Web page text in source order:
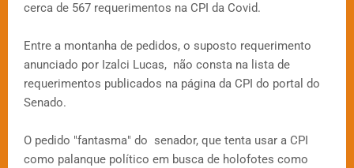
cerca de 567 requerimentos na CPI da Covid.
Entre a montanha de pedidos, o suposto requerimento
anunciado por Izalci Lucas, não consta na lista de
requerimentos publicados na página da CPI do portal do
Senado.
O pedido "fantasma" do senador, que tenta usar a CPI
como palanque político em busca de holofotes como